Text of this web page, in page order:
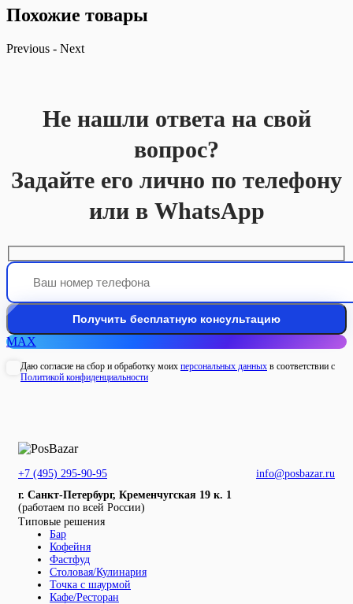
Похожие товары
Previous - Next
Не нашли ответа на свой
вопрос?
Задайте его лично по телефону
или в WhatsApp
MAX
Даю согласие на сбор и обработку моих персональных данных в соответствии с
Политикой конфиденциальности
+7 (495) 295-90-95
info@posbazar.ru
г. Санкт-Петербург, Кременчугская 19 к. 1
(работаем по всей России)
Типовые решения
Бар
Кофейня
Фастфуд
Столовая/Кулинария
Точка с шаурмой
Кафе/Ресторан